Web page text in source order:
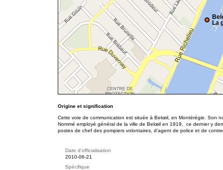
La
Origine et signification
Cette voie de communication est située à Belœil, en Montérégie. Son
Nommé employé général de la ville de Belœil en 1919, ce dernier y
postes de chef des pompiers volontaires, d'agent de police et de
Date d'officialisation
2010-06-21
Spécifique